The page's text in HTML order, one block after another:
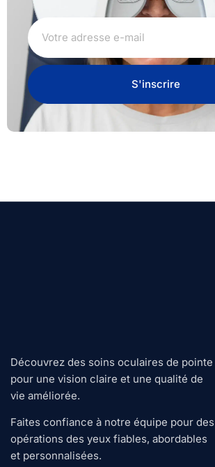
S'inscrire
Découvrez des soins oculaires de pointe
pour une vision claire et une qualité de
vie améliorée.
Faites confiance à notre équipe pour des
opérations des yeux fiables, abordables
et personnalisées.